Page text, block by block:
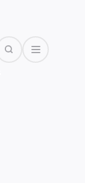
SearchOpen